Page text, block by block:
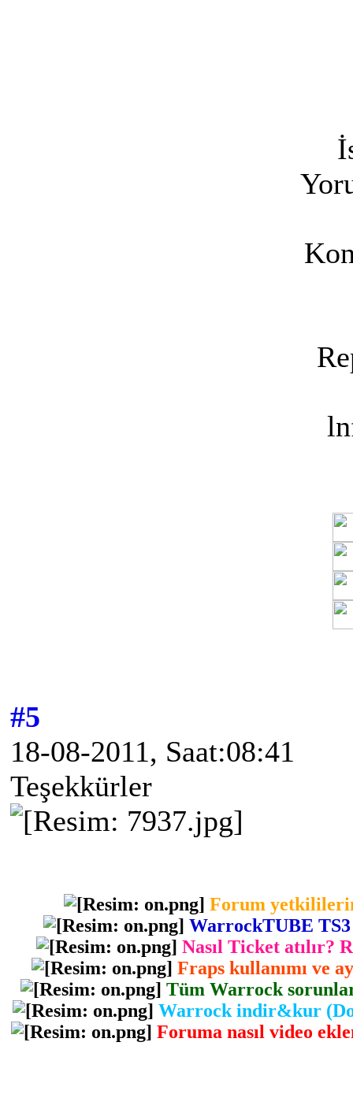
#5
18-08-2011, Saat:08:41
Teşekkürler
Forum
WarrockTUBE
Nasıl Ticket atılır?
Fraps kullanımı ve
Tüm Warrock
Warrock indir&kur
Foruma nasıl video